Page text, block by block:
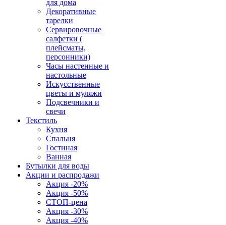
для дома
Декоративные
тарелки
Сервировочные
салфетки (
плейсматы,
персонники)
Часы настенные и
настольные
Искусственные
цветы и муляжи
Подсвечники и
свечи
Текстиль
Кухня
Спальня
Гостиная
Ванная
Бутылки для воды
Акции и распродажи
Акция -20%
Акция -50%
СТОП-цена
Акция -30%
Акция -40%